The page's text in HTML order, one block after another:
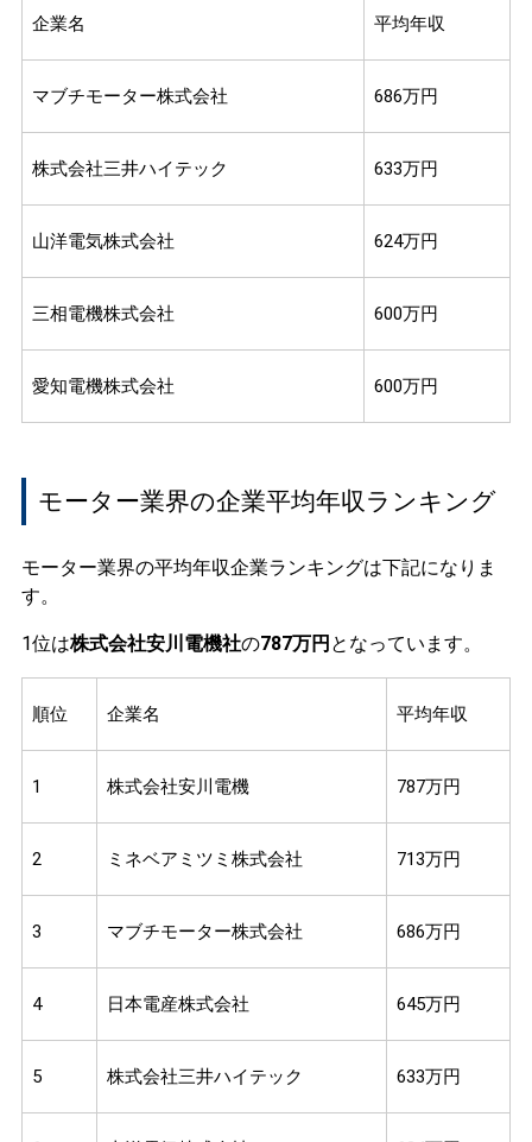
企業名 平均年収
マブチモーター株式会社 686万円
株式会社三井ハイテック 633万円
山洋電気株式会社 624万円
三相電機株式会社 600万円
愛知電機株式会社 600万円
モーター業界の企業平均年収ランキング
モーター業界の平均年収企業ランキングは下記になりま
す。
1位は株式会社安川電機社の787万円 となっています。
順位 企業名 平均年収
1 株式会社安川電機 787万円
2 ミネベアミツミ株式会社 713万円
3 マブチモーター株式会社 686万円
4 日本電産株式会社 645万円
5 株式会社三井ハイテック 633万円